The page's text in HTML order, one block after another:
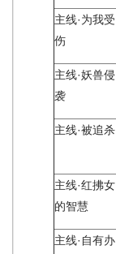
主线·为我受
伤
主线·妖兽侵
袭
主线·被追杀
主线·红拂女
的智慧
主线·自有办